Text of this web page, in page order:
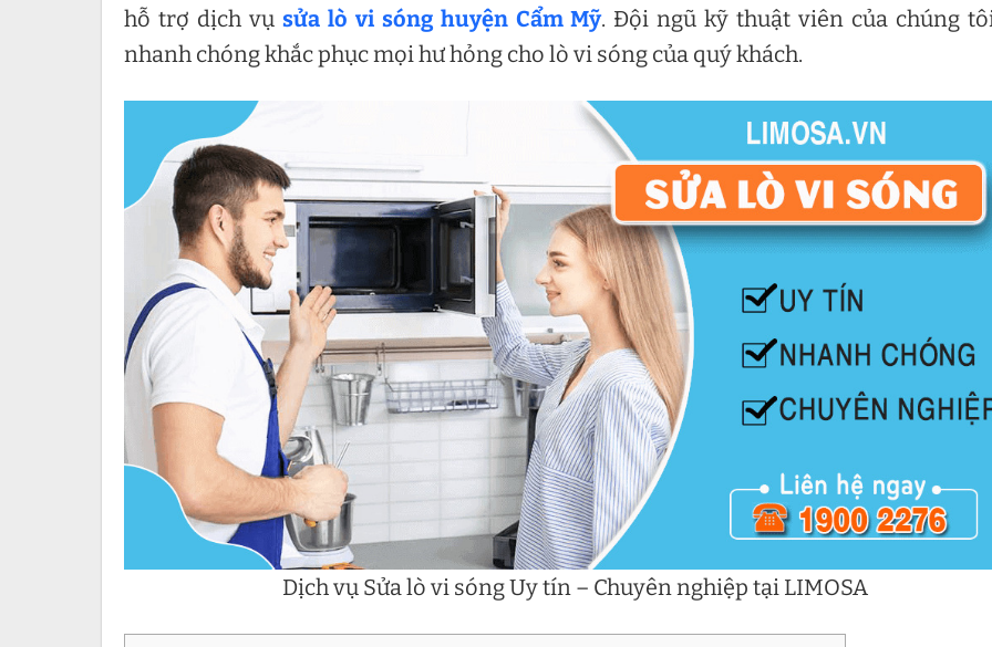
hỗ trợ dịch vụ sửa lò vi sóng huyện Cẩm Mỹ. Đội ngũ kỹ thuật viên của chúng
nhanh chóng khắc phục mọi hư hỏng cho lò vi sóng của quý khách.
Dịch vụ Sửa lò vi sóng Uy tín – Chuyên nghiệp tại LIMOSA